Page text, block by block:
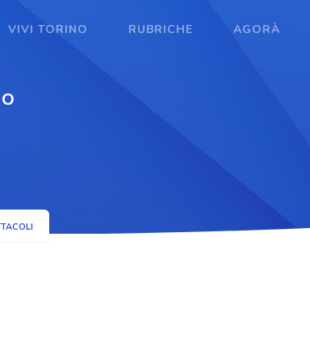
VIVI TORINO RUBRICHE AGORÀ